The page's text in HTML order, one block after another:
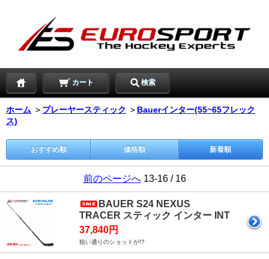
カート 検索
ホーム ＞ プレーヤースティック ＞ Bauerインター(55~65フレック
ス)
おすすめ順 価格順 新着順
前のページへ13-16 / 16
BAUER S24 NEXUS
TRACER スティック インター INT
37,840円
狙い通りのショットが!?